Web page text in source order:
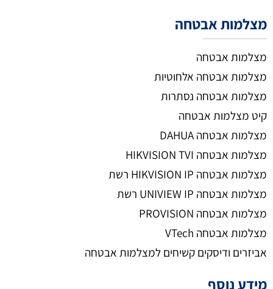
מצלמות אבטחה
מצלמות אבטחה
מצלמות אבטחה אלחוטיות
מצלמות אבטחה נסתרות
קיט מצלמות אבטחה
מצלמות אבטחה DAHUA
מצלמות אבטחה HIKVISION TVI
מצלמות אבטחה HIKVISION IP רשת
מצלמות אבטחה UNIVIEW IP רשת
מצלמות אבטחה PROVISION
מצלמות אבטחה VTech
אביזרים ודיסקים קשיחים למצלמות אבטחה
מידע נוסף